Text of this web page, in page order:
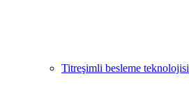
Titreşimli besleme teknolojisi